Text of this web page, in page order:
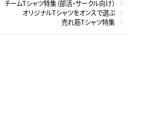
チームTシャツ特集（部活・サークル向け）
オリジナルTシャツをオンスで選ぶ
売れ筋Tシャツ特集